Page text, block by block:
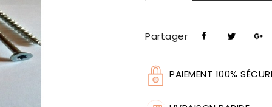
Partager
PAIEMENT 100%